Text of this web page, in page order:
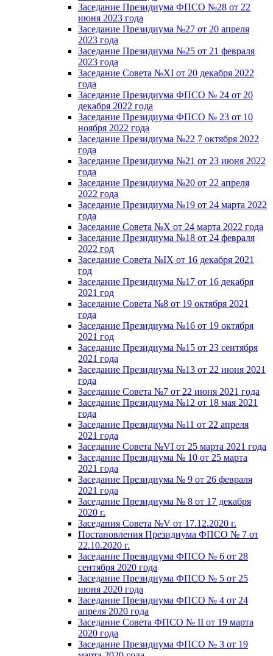
Заседание Президиума ФПСО №28 от 22
июня 2023 года
Заседание Президиума №27 от 20 апреля
2023 года
Заседание Президиума №25 от 21 февраля
2023 года
Заседание Совета №XI от 20 декабря 2022
года
Заседание Президиума ФПСО № 24 от 20
декабря 2022 года
Заседание Президиума ФПСО № 23 от 10
ноября 2022 года
Заседание Президиума №22 7 октября 2022
года
Заседание Президиума №21 от 23 июня 2022
года
Заседание Президиума №20 от 22 апреля
2022 года
Заседание Президиума №19 от 24 марта 2022
года
Заседание Совета №X от 24 марта 2022 года
Заседание Президиума №18 от 24 февраля
2022 год
Заседание Совета №IX от 16 декабря 2021
год
Заседание Президиума №17 от 16 декабря
2021 год
Заседание Совета №8 от 19 октября 2021
года
Заседание Президиума №16 от 19 октября
2021 год
Заседание Президиума №15 от 23 сентября
2021 года
Заседание Президиума №13 от 22 июня 2021
года
Заседание Совета №7 от 22 июня 2021 года
Заседание Президиума №12 от 18 мая 2021
года
Заседание Президиума №11 от 22 апреля
2021 года
Заседание Совета №VI от 25 марта 2021 года
Заседание Президиума № 10 от 25 марта
2021 года
Заседание Президиума № 9 от 26 февраля
2021 года
Заседание Президиума № 8 от 17 декабря
2020 г.
Заседания Совета №V от 17.12.2020 г.
Постановления Президиума ФПСО № 7 от
22.10.2020 г.
Заседание Президиума ФПСО № 6 от 28
сентября 2020 года
Заседание Президиума ФПСО № 5 от 25
июня 2020 года
Заседание Президиума ФПСО № 4 от 24
апреля 2020 года
Заседание Совета ФПСО № II от 19 марта
2020 года
Заседание Президиума ФПСО № 3 от 19